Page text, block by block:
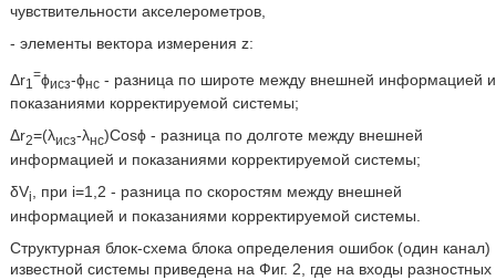
чувствительности акселерометров,
- элементы вектора измерения z:
Δr1
=ϕисз-ϕнс- разница по широте между внешней информацией и
показаниями корректируемой системы;
Δr2=(λисз-λнс)Cosϕ - разница по долготе между внешней
информацией и показаниями корректируемой системы;
δVi, при i=1,2 - разница по скоростям между внешней
информацией и показаниями корректируемой системы.
Структурная блок-схема блока определения ошибок (один канал)
известной системы приведена на Фиг. 2, где на входы разностных